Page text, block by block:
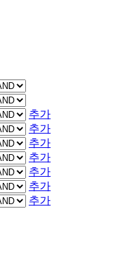
추가
추가
추가
추가
추가
추가
추가